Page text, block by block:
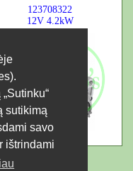
sutikimą
savo
ištrindami
123708322
12V 4.2kW